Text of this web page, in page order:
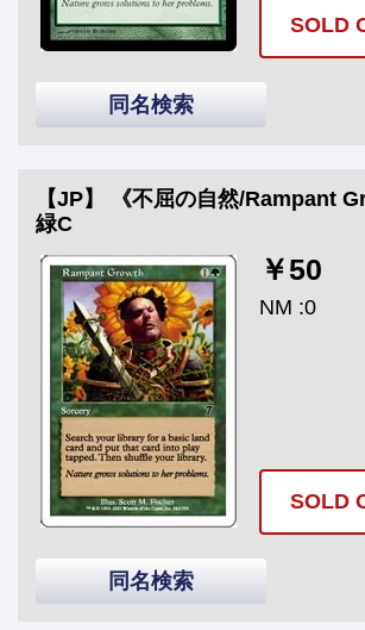
SOLD
同名検索
【JP】 《不屈の自然/Rampant
緑C
￥50
NM :0
SOLD
同名検索